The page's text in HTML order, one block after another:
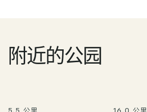
附近的公园
5.5 公里 16.0 公里